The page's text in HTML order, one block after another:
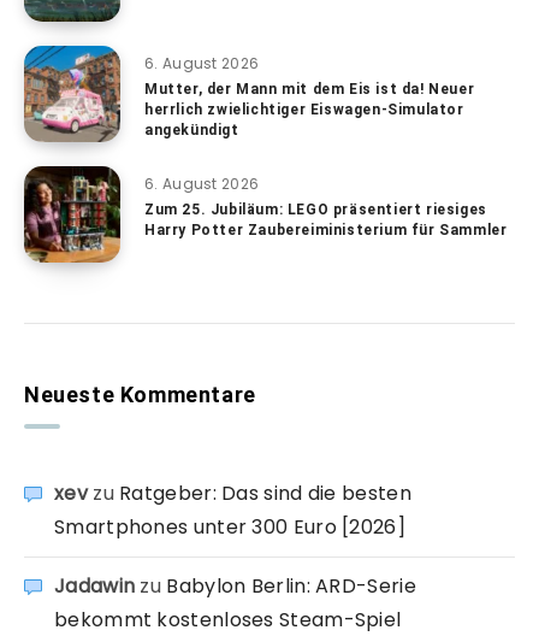
6. August 2026
Mutter, der Mann mit dem Eis ist da! Neuer
herrlich zwielichtiger Eiswagen-Simulator
angekündigt
6. August 2026
Zum 25. Jubiläum: LEGO präsentiert riesiges
Harry Potter Zaubereiministerium für Sammler
Neueste Kommentare
xevzu Ratgeber: Das sind die besten
Smartphones unter 300 Euro [2026]
Jadawin zu Babylon Berlin: ARD-Serie
bekommt kostenloses Steam-Spiel